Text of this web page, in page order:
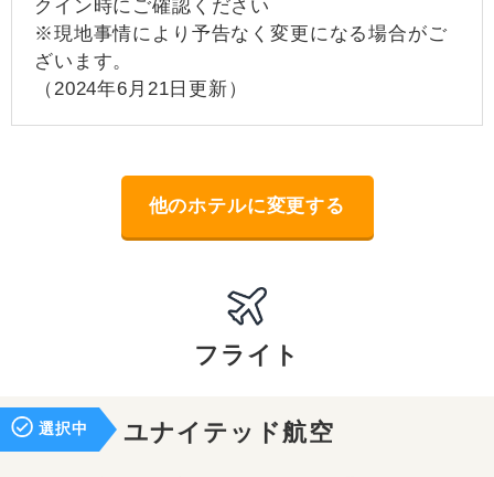
クイン時にご確認ください
※現地事情により予告なく変更になる場合がご
ざいます。
（2024年6月21日更新）
他のホテルに変更する
フライト
選択中 ユナイテッド航空